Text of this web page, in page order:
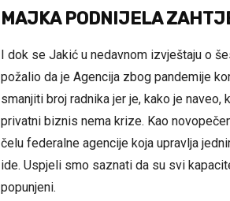
MAJKA PODNIJELA
I dok se Jakić u nedavnom izvještaju o
požalio da je Agencija zbog pandemije
smanjiti broj radnika jer je, kako je
privatni biznis nema krize. Kao
čelu federalne agencije koja upravlja
ide. Uspjeli smo saznati da su svi
popunjeni.